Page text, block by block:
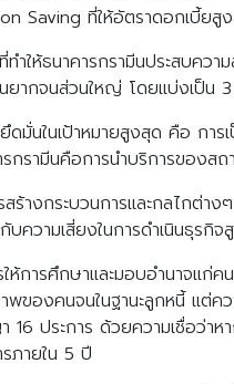
Saving ที่ให้อัตราดอกเบี้ยสู
ทำให้ธนาคารกรามีนประสบคว
ยากจนส่วนใหญ่ โดยแบ่งเป็น
ดมั่นในเป้าหมายสูงสุด คือ กา
กรามีนคือการนำบริการของส
สร้างกระบวนการและกลไกต่า
บความเสี่ยงในการดำเนินธุร
ห้การศึกษาและมอบอำนาจแก่
ของคนจนในฐานะลูกหนี้ แต่คว
ประการ ด้วยความเชื่อว่าห
ภายใน 5 ปี